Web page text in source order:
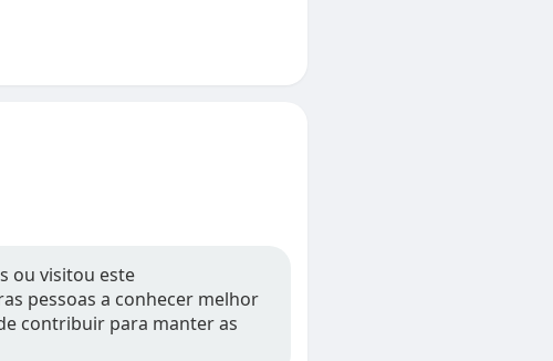
ou visitou este
pessoas a conhecer melhor
contribuir para manter as